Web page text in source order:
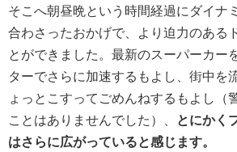
そこへ朝昼晩という時間経過にダイナ
合わさったおかげで、より迫力のある
とができました。最新のスーパーカー
ターでさらに加速するもよし、街中を
ょっとこすってごめんねするもよし（
ことはありませんでした）、 とにかく
はさらに広がっていると感じます。